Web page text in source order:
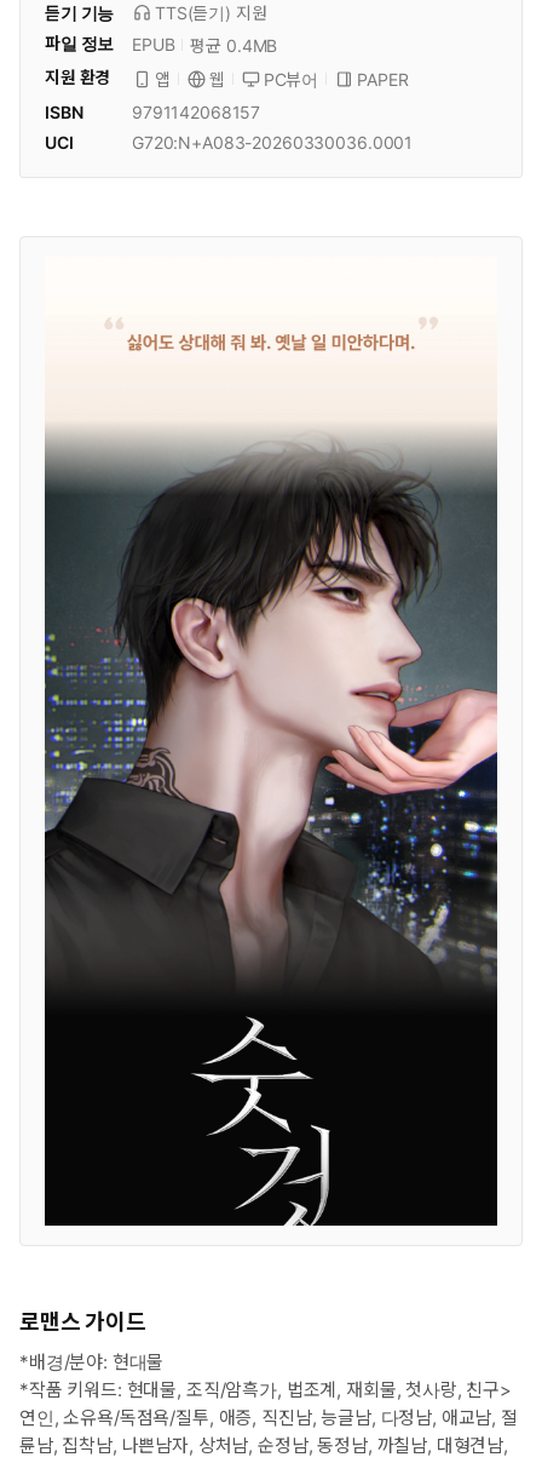
듣기 기능
TTS(듣기) 지원
파일 정보
EPUB
평균 0.4MB
지원 환경
앱 웹 PC뷰어
PAPER
ISBN
9791142068157
UCI
G720:N+A083-20260330036.0001
로맨스 가이드
*배경/분야: 현대물
*작품 키워드: 현대물, 조직/암흑가, 법조계, 재회물, 첫사랑, 친구>
연인, 소유욕/독점욕/질투, 애증, 직진남, 능글남, 다정남, 애교남, 절
륜남, 집착남, 나쁜남자, 상처남, 순정남, 동정남, 까칠남, 대형견남,